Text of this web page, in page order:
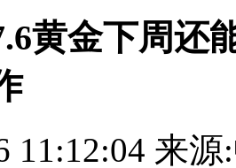
黄金下周还
11:12:04 来源